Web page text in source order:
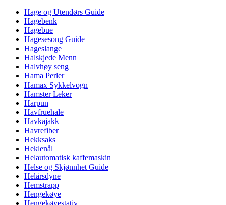
Hage og Utendørs Guide
Hagebenk
Hagebue
Hagesesong Guide
Hageslange
Halskjede Menn
Halvhøy seng
Hama Perler
Hamax Sykkelvogn
Hamster Leker
Harpun
Havfruehale
Havkajakk
Havrefiber
Hekksaks
Heklenål
Helautomatisk kaffemaskin
Helse og Skjønnhet Guide
Helårsdyne
Hemstrapp
Hengekøye
Hengekøyestativ